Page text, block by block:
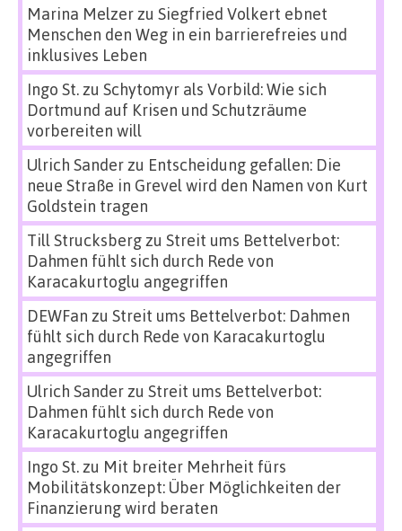
Marina Melzerzu Siegfried Volkert ebnet
Menschen den Weg in ein barrierefreies und
inklusives Leben
Ingo St.zu Schytomyr als Vorbild: Wie sich
Dortmund auf Krisen und Schutzräume
vorbereiten will
Ulrich Sanderzu Entscheidung gefallen: Die
neue Straße in Grevel wird den Namen von Kurt
Goldstein tragen
Till Strucksbergzu Streit ums Bettelverbot:
Dahmen fühlt sich durch Rede von
Karacakurtoglu angegriffen
DEWFan zu Streit ums Bettelverbot: Dahmen
fühlt sich durch Rede von Karacakurtoglu
angegriffen
Ulrich Sanderzu Streit ums Bettelverbot:
Dahmen fühlt sich durch Rede von
Karacakurtoglu angegriffen
Ingo St.zu Mit breiter Mehrheit fürs
Mobilitätskonzept: Über Möglichkeiten der
Finanzierung wird beraten